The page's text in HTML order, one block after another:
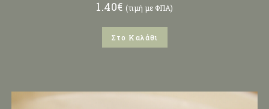
1.40€ (τιμή με ΦΠΑ)
Στο Καλάθι